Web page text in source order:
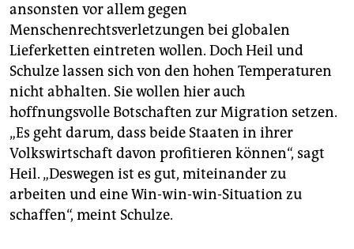
ansonsten vor allem gegen
Menschenrechtsverletzungen bei globalen
Lieferketten eintreten wollen. Doch Heil und
Schulze lassen sich von den hohen Temperaturen
nicht abhalten. Sie wollen hier auch
hoffnungsvolle Botschaften zur Migration setzen.
„Es geht darum, dass beide Staaten in ihrer
Volkswirtschaft davon profitieren können“, sagt
Heil. „Deswegen ist es gut, miteinander zu
arbeiten und eine Win-win-win-Situation zu
schaffen“, meint Schulze.